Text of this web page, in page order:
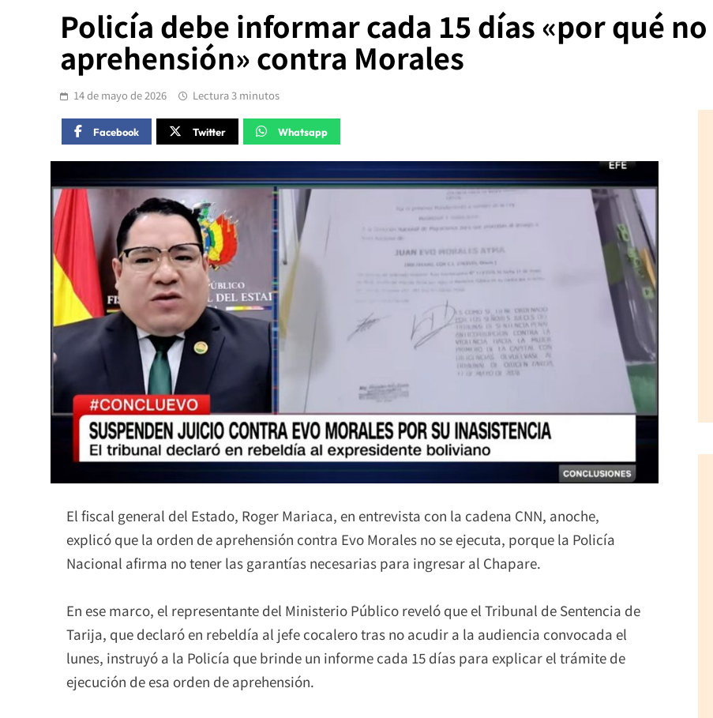
Policía debe informar cada 15 días «por qué
aprehensión» contra Morales
14 de mayo de 2026 Lectura 3 minutos
Facebook Twitter Whatsapp
El fiscal general del Estado, Roger Mariaca, en entrevista con la cadena CNN, anoche,
explicó que la orden de aprehensión contra Evo Morales no se ejecuta, porque la Policía
Nacional afirma no tener las garantías necesarias para ingresar al Chapare.
En ese marco, el representante del Ministerio Público reveló que el Tribunal de Sentencia de
Tarija, que declaró en rebeldía al jefe cocalero tras no acudir a la audiencia convocada el
lunes, instruyó a la Policía que brinde un informe cada 15 días para explicar el trámite de
ejecución de esa orden de aprehensión.